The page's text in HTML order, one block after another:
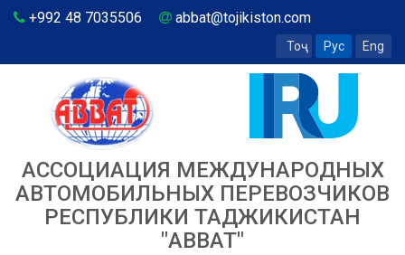
+992 48 7035506 abbat@tojikiston.com
Тоҷ Рус Eng
АССОЦИАЦИЯ МЕЖДУНАРОДНЫХ
АВТОМОБИЛЬНЫХ ПЕРЕВОЗЧИКОВ
РЕСПУБЛИКИ ТАДЖИКИСТАН
"ABBAT"